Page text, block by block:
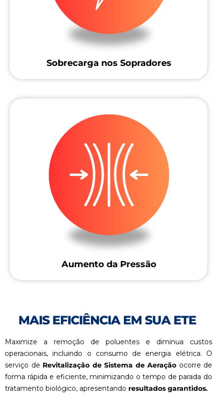
Sobrecarga nos Sopradores
Aumento da Pressão
MAIS EFICIÊNCIA EM SUA ETE
Maximize a remoção de poluentes e diminua custos
operacionais, incluindo o consumo de energia elétrica. O
serviço de Revitalização de Sistema de Aeração ocorre de
forma rápida e eficiente, minimizando o tempo de parada do
tratamento biológico, apresentando resultados garantidos.